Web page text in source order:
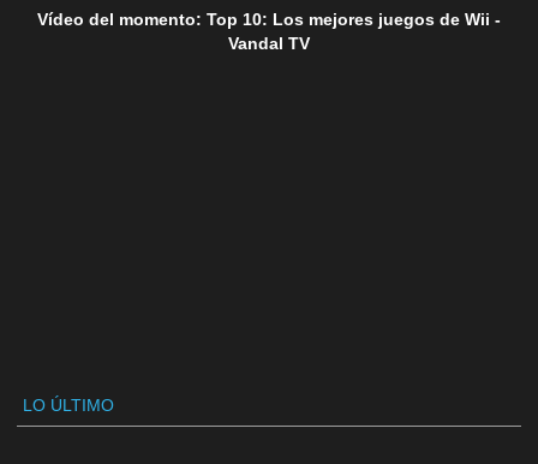
Vídeo del momento: Top 10: Los mejores juegos de Wii -
Vandal TV
LO ÚLTIMO